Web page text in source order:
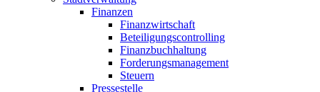
Finanzen
Finanzwirtschaft
Beteiligungscontrolling
Finanzbuchhaltung
Forderungsmanagement
Steuern
Pressestelle